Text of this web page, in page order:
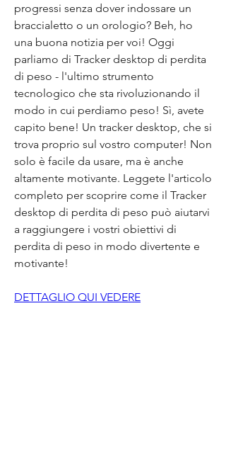
progressi senza dover indossare un
braccialetto o un orologio? Beh, ho
una buona notizia per voi! Oggi
parliamo di Tracker desktop di perdita
di peso - l'ultimo strumento
tecnologico che sta rivoluzionando il
modo in cui perdiamo peso! Sì, avete
capito bene! Un tracker desktop, che si
trova proprio sul vostro computer! Non
solo è facile da usare, ma è anche
altamente motivante. Leggete l'articolo
completo per scoprire come il Tracker
desktop di perdita di peso può aiutarvi
a raggiungere i vostri obiettivi di
perdita di peso in modo divertente e
motivante!
DETTAGLIO QUI VEDERE